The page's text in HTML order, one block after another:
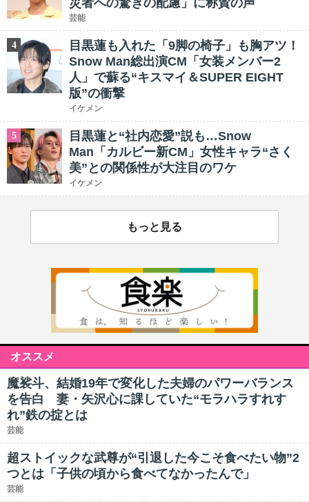
災者への驚きの配慮」に称賛の声
芸能
4
目黒蓮も入れた「9脚の椅子」も胸アツ！
Snow Man総出演CM「女装メンバー2
人」で蘇る“キスマイ＆SUPER EIGHT
版”の衝撃
イケメン
5
目黒蓮と“社内恋愛”説も…Snow
Man「カルビー新CM」女性キャラ“さく
美”との関係性が大注目のワケ
イケメン
もっと見る
オススメ
魔裟斗、結婚19年で変化した夫婦のパワーバランス
を告白 妻・矢沢心に課していた“モラハラすれす
れ”鉄の掟とは
芸能
超ストイックな武尊が“引退した今こそ食べたい物”2
つとは「子供の頃から食べてなかったんで」
芸能